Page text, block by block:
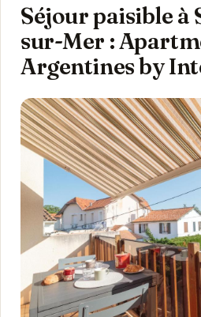
Séjour paisible à
sur-Mer :
Argentines by